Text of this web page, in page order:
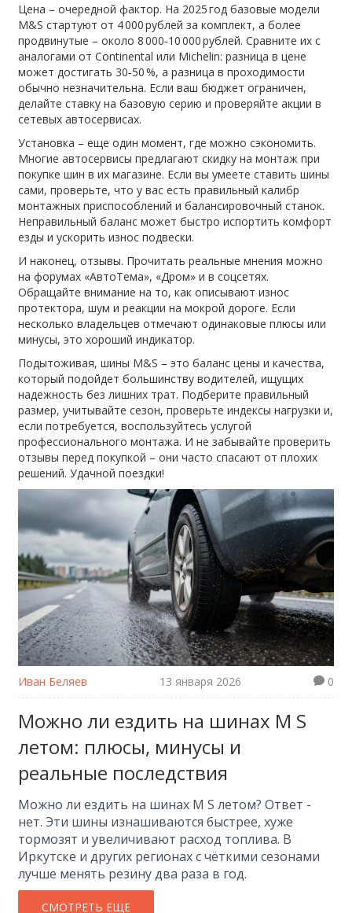
Цена – очередной фактор. На 2025 год базовые модели
M&S стартуют от 4 000 рублей за комплект, а более
продвинутые – около 8 000‑10 000 рублей. Сравните их с
аналогами от Continental или Michelin: разница в цене
может достигать 30‑50 %, а разница в проходимости
обычно незначительна. Если ваш бюджет ограничен,
делайте ставку на базовую серию и проверяйте акции в
сетевых автосервисах.
Установка – еще один момент, где можно сэкономить.
Многие автосервисы предлагают скидку на монтаж при
покупке шин в их магазине. Если вы умеете ставить шины
сами, проверьте, что у вас есть правильный калибр
монтажных приспособлений и балансировочный станок.
Неправильный баланс может быстро испортить комфорт
езды и ускорить износ подвески.
И наконец, отзывы. Прочитать реальные мнения можно
на форумах «АвтоТема», «Дром» и в соцсетях.
Обращайте внимание на то, как описывают износ
протектора, шум и реакции на мокрой дороге. Если
несколько владельцев отмечают одинаковые плюсы или
минусы, это хороший индикатор.
Подытоживая, шины M&S – это баланс цены и качества,
который подойдет большинству водителей, ищущих
надежность без лишних трат. Подберите правильный
размер, учитывайте сезон, проверьте индексы нагрузки и,
если потребуется, воспользуйтесь услугой
профессионального монтажа. И не забывайте проверить
отзывы перед покупкой – они часто спасают от плохих
решений. Удачной поездки!
Иван Беляев 13 января 2026 0
Можно ли ездить на шинах M S
летом: плюсы, минусы и
реальные последствия
Можно ли ездить на шинах M S летом? Ответ -
нет. Эти шины изнашиваются быстрее, хуже
тормозят и увеличивают расход топлива. В
Иркутске и других регионах с чёткими сезонами
лучше менять резину два раза в год.
СМОТРЕТЬ ЕЩЕ